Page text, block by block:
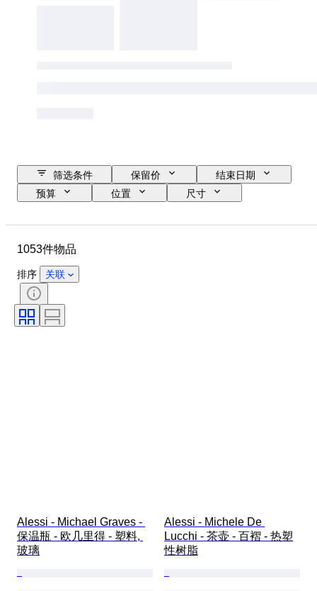
筛选条件 保留价
结束日期
预算
位置
尺寸
其他
款式
版
时代
电力储备
1053件物品
排序 关联
Alessi - Michael Graves -
保温瓶 - 欧几里得 - 塑料,
玻璃
Alessi - Michele De
Lucchi - 茶壶 - 百褶 - 热塑
性树脂